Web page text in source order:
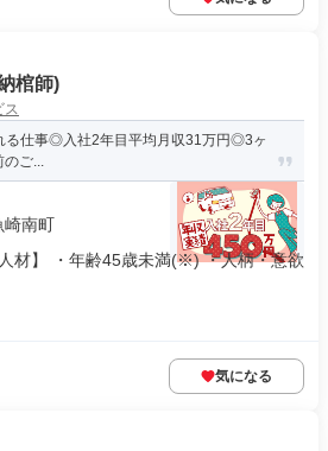
棺師)
ス
仕事◎入社2年目平均月収31万円◎3ヶ
ご...
崎南町
材】 ・年齢45歳未満(※) ・人柄・意欲
気になる